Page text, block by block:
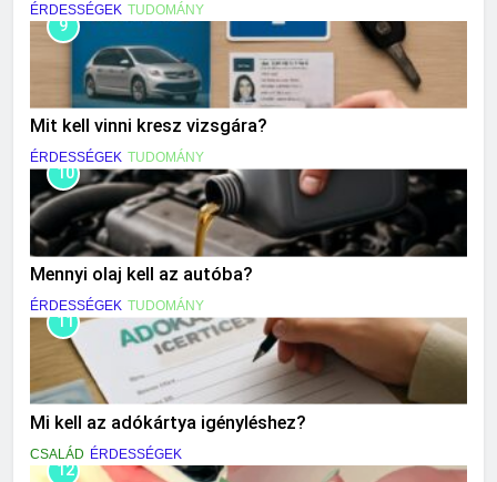
ÉRDESSÉGEK TUDOMÁNY
9
Mit kell vinni kresz vizsgára?
ÉRDESSÉGEK TUDOMÁNY
10
Mennyi olaj kell az autóba?
ÉRDESSÉGEK TUDOMÁNY
11
Mi kell az adókártya igényléshez?
CSALÁD ÉRDESSÉGEK
12